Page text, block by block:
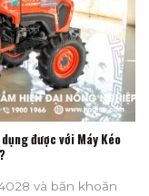
được với Máy Kéo
và băn khoăn